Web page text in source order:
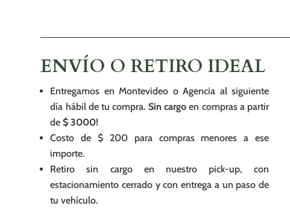
ENVÍO O RETIRO IDEAL
Entregamos en Montevideo o Agencia al siguiente
día hábil de tu compra. Sin cargo en compras a partir
de $ 3000!
Costo de $ 200 para compras menores a ese
importe.
Retiro sin cargo en nuestro pick-up, con
estacionamiento cerrado y con entrega a un paso de
tu vehículo.